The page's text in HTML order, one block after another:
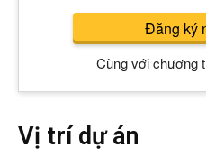
Đăng ký
Cùng với chương
Vị trí dự án